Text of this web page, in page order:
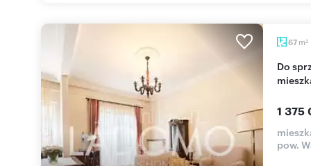
67 m2
Do sprzedania przestronne 3-pokojowe
1 375
pow.